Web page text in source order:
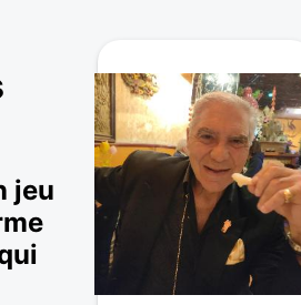
jeu